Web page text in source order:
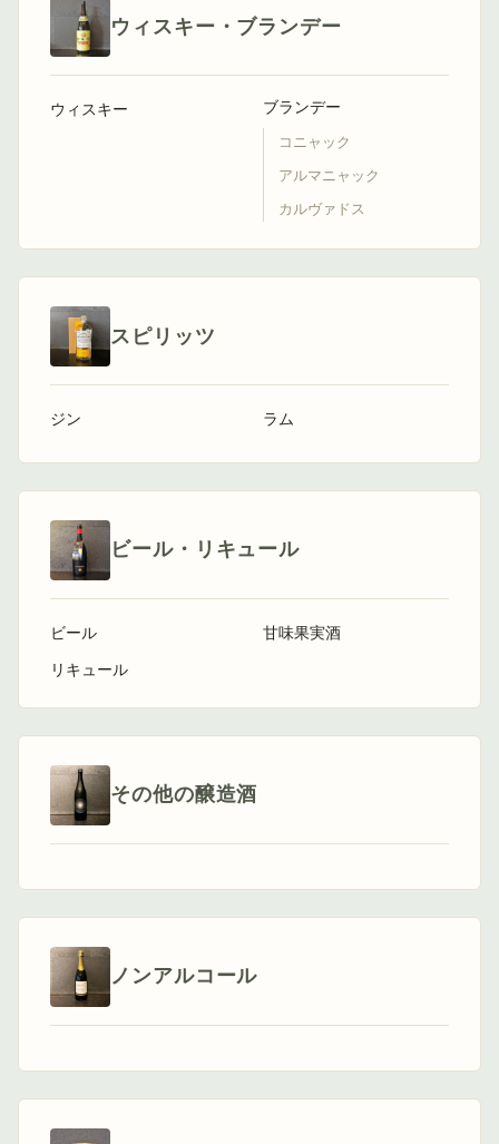
ウィスキー・ブランデー
ウィスキー ブランデー
コニャック
アルマニャック
カルヴァドス
スピリッツ
ジン ラム
ビール・リキュール
ビール
リキュール
甘味果実酒
その他の醸造酒
ノンアルコール